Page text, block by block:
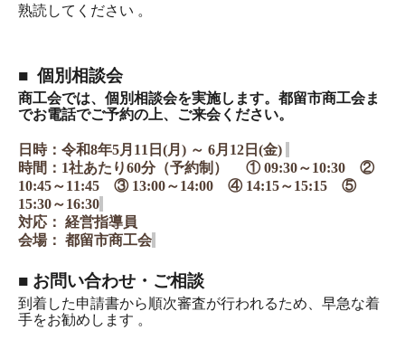
熟読してください 。
■ 個別相談会
商工会では、個別相談会を実施します。 都留市商工会ま
でお電話でご予約の上、ご来会ください。
日時：令和8年5月11日(月) ～ 6月12日(金)
時間： 1社あたり60分（予約制）
① 09:30～10:30 ②
10:45～11:45 ③ 13:00～14:00 ④ 14:15～15:15 ⑤
15:30～16:30
対応： 経営指導員
会場： 都留市商工会
■ お問い合わせ・ご相談
到着した申請書から順次審査が行われるため、早急な着
手をお勧めします 。